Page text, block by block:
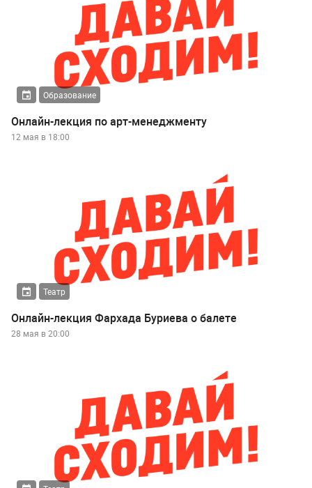
Образование
Онлайн-лекция по арт-менеджменту
12 мая в 18:00
Театр
Онлайн-лекция Фархада Буриева о балете
28 мая в 20:00